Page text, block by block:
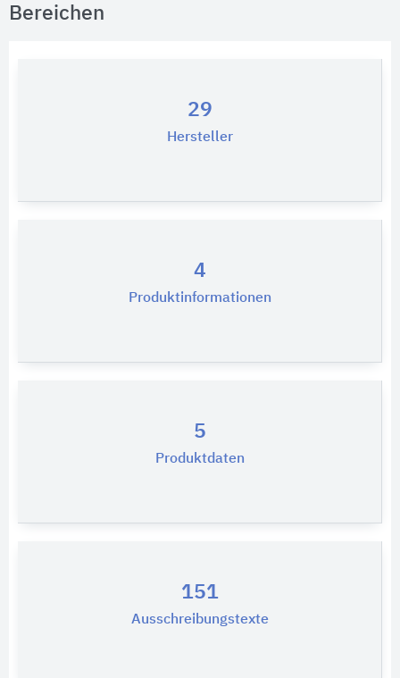
Bereichen
29
Hersteller
4
Produktinformationen
5
Produktdaten
151
Ausschreibungstexte